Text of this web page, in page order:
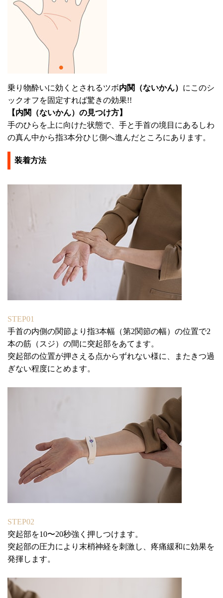
乗り物酔いに効くとされるツボ内関（ないかん） にこのシ
ックオフを固定すれば驚きの効果!!
【内関（ないかん）の見つけ方】
手のひらを上に向けた状態で、手と手首の境目にあるしわ
の真ん中から指3本分ひじ側へ進んだところにあります。
装着方法
STEP01
手首の内側の関節より指3本幅（第2関節の幅）の位置で2
本の筋（スジ）の間に突起部をあてます。
突起部の位置が押さえる点からずれない様に、またきつ過
ぎない程度にとめます。
STEP02
突起部を10〜20秒強く押しつけます。
突起部の圧力により末梢神経を刺激し、疼痛緩和に効果を
発揮します。